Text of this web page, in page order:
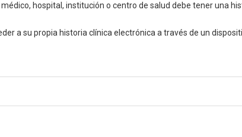
hospital, institución o centro de salud debe tener una
a su propia historia clínica electrónica a través de un